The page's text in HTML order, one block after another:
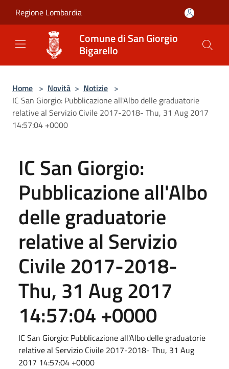
Regione Lombardia
Comune di San Giorgio
Bigarello
Home > Novità > Notizie >
IC San Giorgio: Pubblicazione all'Albo delle graduatorie
relative al Servizio Civile 2017-2018- Thu, 31 Aug 2017
14:57:04 +0000
IC San Giorgio:
Pubblicazione all'Albo
delle graduatorie
relative al Servizio
Civile 2017-2018-
Thu, 31 Aug 2017
14:57:04 +0000
IC San Giorgio: Pubblicazione all'Albo delle graduatorie
relative al Servizio Civile 2017-2018- Thu, 31 Aug
2017 14:57:04 +0000